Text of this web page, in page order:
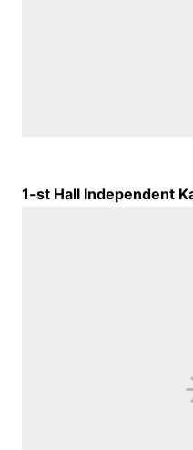
1-st Hall Independent